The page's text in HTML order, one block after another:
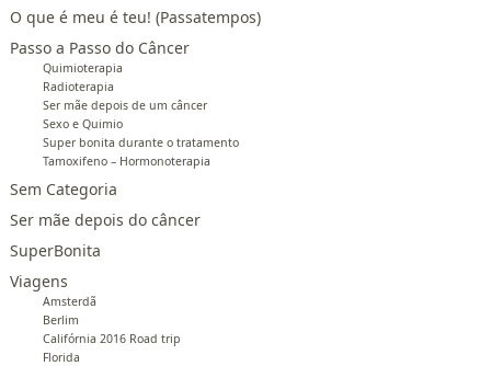
O que é meu é teu! (Passatempos)
Passo a Passo do Câncer
Quimioterapia
Radioterapia
Ser mãe depois de um câncer
Sexo e Quimio
Super bonita durante o tratamento
Tamoxifeno – Hormonoterapia
Sem Categoria
Ser mãe depois do câncer
SuperBonita
Viagens
Amsterdã
Berlim
Califórnia 2016 Road trip
Florida